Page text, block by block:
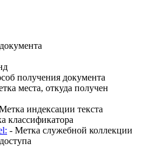
получения документа
места, откуда получен
индексации текста
классификатора
- Метка служебной коллекции